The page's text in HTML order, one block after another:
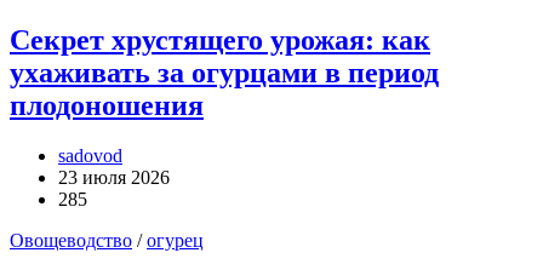
Секрет хрустящего урожая: как
ухаживать за огурцами в период
плодоношения
sadovod
23 июля 2026
285
Овощеводство /огурец